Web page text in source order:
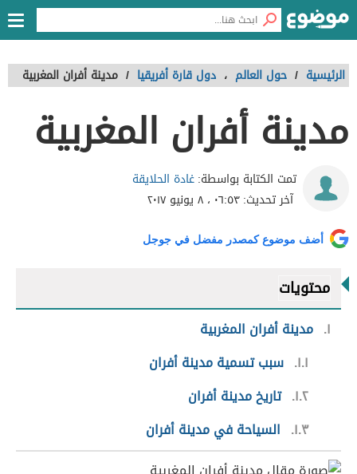
الرئيسية / حول العالم ، دول قارة أفريقيا / مدينة أفران المغربية
مدينة أفران المغربية
تمت الكتابة بواسطة:غادة الحلايقة
آخر تحديث:٠٦:٥٣ ، ٨ يونيو ٢٠١٧
أضف موضوع كمصدر مفضل في جوجل
محتويات
١ مدينة أفران المغربية
١.١ سبب تسمية مدينة أفران
١.٢ تاريخ مدينة أفران
١.٣
السياحة في مدينة أفران